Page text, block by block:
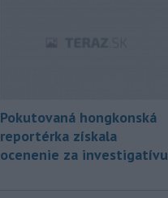
Pokutovaná hongkonská
reportérka získala
ocenenie za investigatívu